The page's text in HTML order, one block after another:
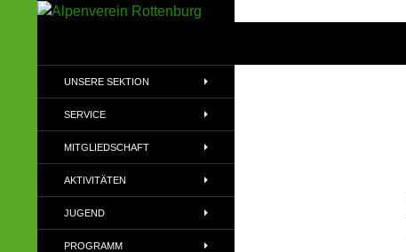
Alpenvereins (DAV) e.V
UNSERE SEKTION
SERVICE
MITGLIEDSCHAFT
AKTIVITÄTEN
JUGEND
PROGRAMM